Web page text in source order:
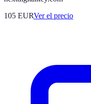
105 EURVer el precio